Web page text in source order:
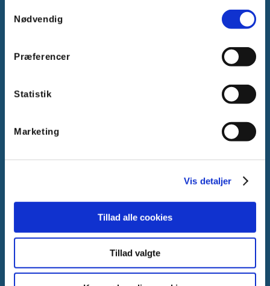
Nødvendig
Præferencer
Statistik
Marketing
Vis detaljer
Tillad alle cookies
Tillad valgte
Tlf.: +45 44 85 90 00
E-mail:info@vanpee.dk